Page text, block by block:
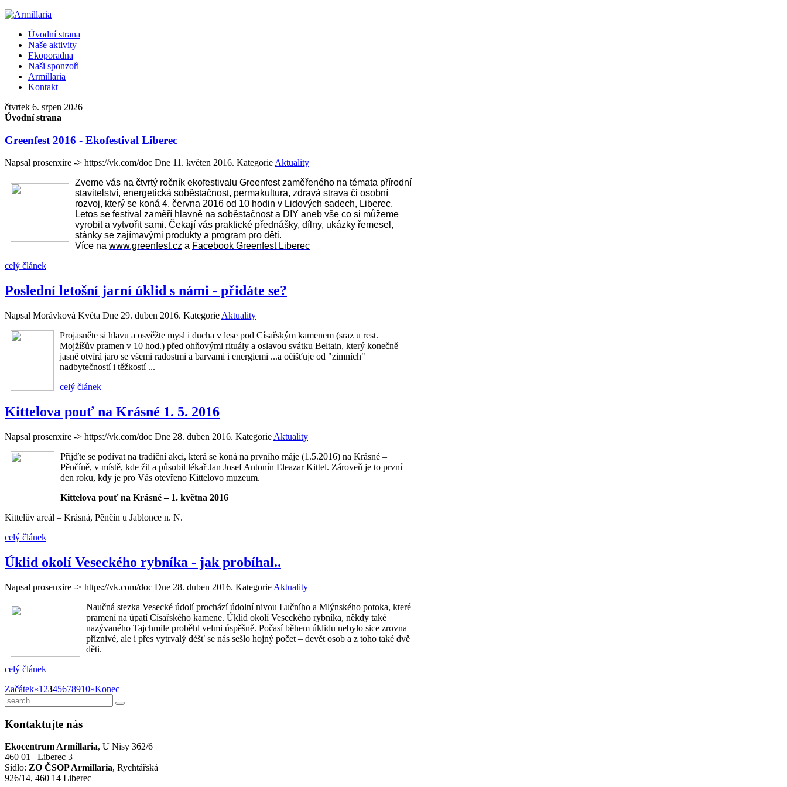
Úvodní strana
Naše aktivity
Ekoporadna
Naši sponzoři
Armillaria
Kontakt
čtvrtek 6. srpen 2026
Úvodní strana
Greenfest 2016 - Ekofestival Liberec
Napsal prosenxire -> https://vk.com/doc Dne 11. květen 2016. KategorieAktuality
Zveme vás na čtvrtý ročník ekofestivalu Greenfest zaměřeného na témata přírodní
stavitelství, energetická soběstačnost, permakultura, zdravá strava či osobní
rozvoj, který se koná 4. června 2016 od 10 hodin v Lidových sadech, Liberec.
Letos se festival zaměří hlavně na soběstačnost a DIY aneb vše co si můžeme
vyrobit a vytvořit sami. Čekají vás praktické přednášky, dílny, ukázky řemesel,
stánky se zajímavými produkty a program pro děti.
Více na www.greenfest.cz a Facebook Greenfest Liberec
celý článek
Poslední letošní jarní úklid s námi - přidáte se?
Napsal Morávková Květa Dne 29. duben 2016. Kategorie Aktuality
Projasněte si hlavu a osvěžte mysl i ducha v lese pod Císařským kamenem (sraz u rest.
Mojžíšův pramen v 10 hod.) před ohňovými rituály a oslavou svátku Beltain, který konečně
jasně otvírá jaro se všemi radostmi a barvami i energiemi ...a očišťuje od "zimních"
nadbytečností i těžkostí ...
celý článek
Kittelova pouť na Krásné 1. 5. 2016
Napsal prosenxire -> https://vk.com/doc Dne 28. duben 2016. Kategorie Aktuality
Přijďte se podívat na tradiční akci, která se koná na prvního máje (1.5.2016) na Krásné –
Pěnčíně, v místě, kde žil a působil lékař Jan Josef Antonín Eleazar Kittel. Zároveň je to první
den roku, kdy je pro Vás otevřeno Kittelovo muzeum.
Kittelova pouť na Krásné – 1. května 2016
Kittelův areál – Krásná, Pěnčín u Jablonce n. N.
celý článek
Úklid okolí Veseckého rybníka - jak probíhal..
Napsal prosenxire -> https://vk.com/doc Dne 28. duben 2016. Kategorie Aktuality
Naučná stezka Vesecké údolí prochází údolní nivou Lučního a Mlýnského potoka, které
pramení na úpatí Císařského kamene. Úklid okolí Veseckého rybníka, někdy také
nazývaného Tajchmile proběhl velmi úspěšně. Počasí během úklidu nebylo sice zrovna
příznivé, ale i přes vytrvalý déšť se nás sešlo hojný počet – devět osob a z toho také dvě
děti.
celý článek
Začátek«1 2345678910»Konec
Kontaktujte nás
Ekocentrum Armillaria, U Nisy 362/6
460 01 Liberec 3
Sídlo: ZO ČSOP Armillaria, Rychtářská
926/14, 460 14 Liberec